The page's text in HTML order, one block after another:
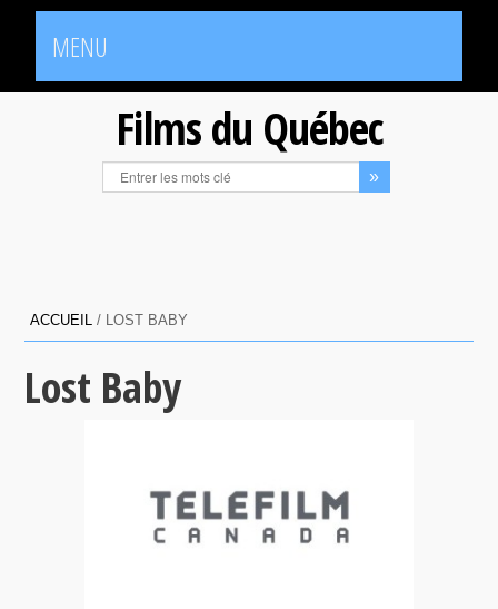
MENU
Films du Québec
ACCUEIL / LOST BABY
Lost Baby